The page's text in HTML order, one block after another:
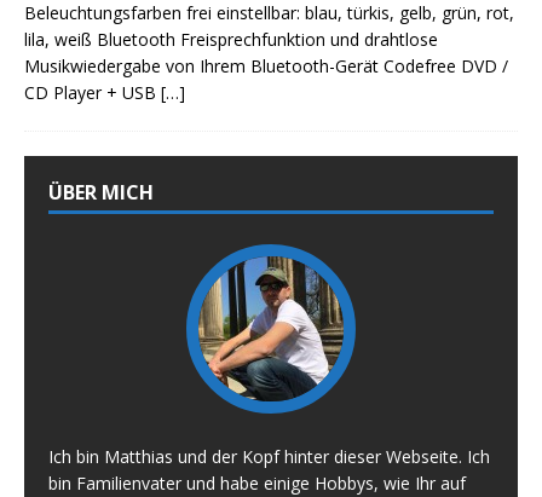
Beleuchtungsfarben frei einstellbar: blau, türkis, gelb, grün, rot,
lila, weiß Bluetooth Freisprechfunktion und drahtlose
Musikwiedergabe von Ihrem Bluetooth-Gerät Codefree DVD /
CD Player + USB […]
ÜBER MICH
Ich bin Matthias und der Kopf hinter dieser Webseite. Ich
bin Familienvater und habe einige Hobbys, wie Ihr auf